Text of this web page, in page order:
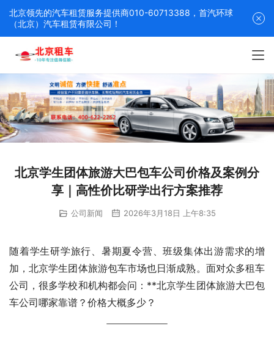
北京学生团体旅游大巴包车公司价格及案例分
享｜高性价比研学出行方案推荐
公司新闻 2026年3月18日 上午8:35
随着学生研学旅行、暑期夏令营、班级集体出游需求的增
加，北京学生团体旅游包车市场也日渐成熟。面对众多租车
公司，很多学校和机构都会问：**北京学生团体旅游大巴包
车公司哪家靠谱？价格大概多少？
北京领先的汽车租赁服务提供商010-60713388，首汽环球
（北京）汽车租赁有限公司！